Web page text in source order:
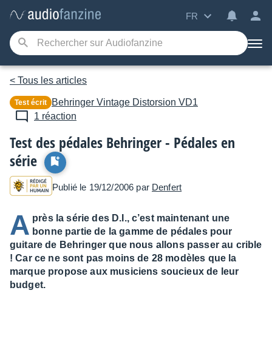
FR
< Tous les articles
Test écrit Behringer Vintage Distorsion VD1
1 réaction
Test des pédales Behringer - Pédales en
série
Publié le 19/12/2006 par Denfert
A près la série des D.I., c’est maintenant une
bonne partie de la gamme de pédales pour
guitare de Behringer que nous allons passer au crible
! Car ce ne sont pas moins de 28 modèles que la
marque propose aux musiciens soucieux de leur
budget.